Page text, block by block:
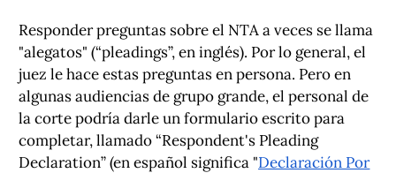
Responder preguntas sobre el NTA a veces se llama
"alegatos" (“pleadings”, en inglés). Por lo general, el
juez le hace estas preguntas en persona. Pero en
algunas audiencias de grupo grande, el personal de
la corte podría darle un formulario escrito para
completar, llamado “Respondent's Pleading
Declaration” (en español significa "Declaración Por